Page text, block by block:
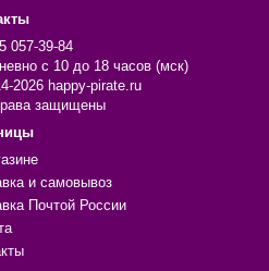
057-39-84
с 10 до 18 часов (мск)
2026 happy-pirate.ru
защищены
и самовывоз
Почтой России